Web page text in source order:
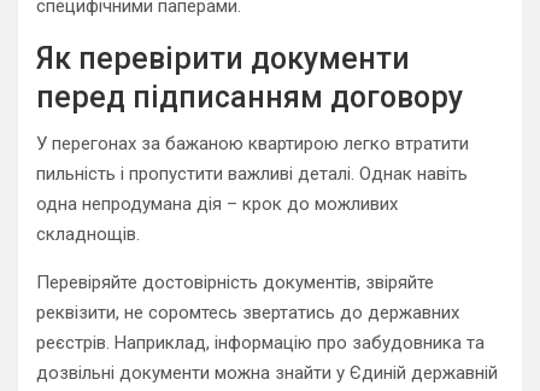
специфічними паперами.
Як перевірити документи
перед підписанням договору
У перегонах за бажаною квартирою легко втратити
пильність і пропустити важливі деталі. Однак навіть
одна непродумана дія – крок до можливих
складнощів.
Перевіряйте достовірність документів, звіряйте
реквізити, не соромтесь звертатись до державних
реєстрів. Наприклад, інформацію про забудовника та
дозвільні документи можна знайти у Єдиній державній